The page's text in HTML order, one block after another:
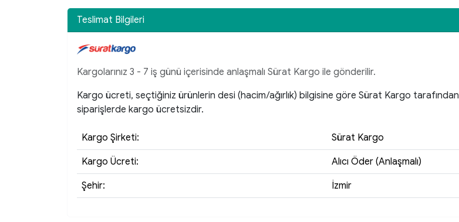
Teslimat Bilgileri
Kargolarınız 3 - 7 iş günü içerisinde anlaşmalı Sürat Kargo ile gönderilir.
Kargo ücreti, seçtiğiniz ürünlerin desi (hacim/ağırlık) bilgisine göre Sürat Kargo
siparişlerde kargo ücretsizdir.
Kargo Şirketi: Sürat Kargo
Kargo Ücreti: Alıcı Öder (Anlaşmalı)
Şehir: İzmir